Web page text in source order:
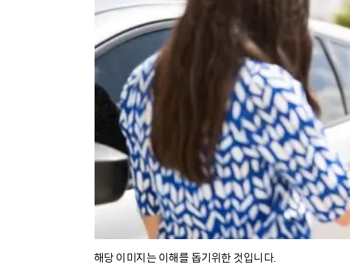
해당 이미지는 이해를 돕기위한 것입니다.